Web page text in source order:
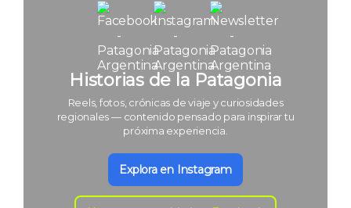
Historias de la Patagonia
Reels, fotos, crónicas de viaje y curiosidades
regionales — contenido pensado para inspirar tu
próxima experiencia.
Explora en Instagram